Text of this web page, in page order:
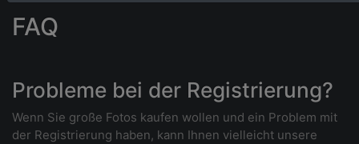
FAQ
Probleme bei der Registrierung?
Wenn Sie große Fotos kaufen wollen und ein Problem mit
der Registrierung haben, kann Ihnen vielleicht unsere